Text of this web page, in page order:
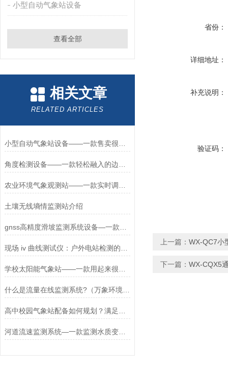
小型自动气象站设备
查看全部
相关文章
RELATED ARTICLES
土壤无线墒情监测站介绍
河道流速监测系统—一款监测水质变化的河道流量测流监测系统2024全+境+派送
省份：
详细地址：
补充说明：
验证码：
上一篇： WX-QC7小
下一篇： WX-CQX5